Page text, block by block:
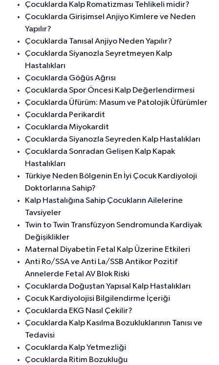
Çocuklarda Kalp Romatizması Tehlikeli midir?
Çocuklarda Girişimsel Anjiyo Kimlere ve Neden
Yapılır?
Çocuklarda Tanısal Anjiyo Neden Yapılır?
Çocuklarda Siyanozla Seyretmeyen Kalp
Hastalıkları
Çocuklarda Göğüs Ağrısı
Çocuklarda Spor Öncesi Kalp Değerlendirmesi
Çocuklarda Üfürüm: Masum ve Patolojik Üfürümler
Çocuklarda Perikardit
Çocuklarda Miyokardit
Çocuklarda Siyanozla Seyreden Kalp Hastalıkları
Çocuklarda Sonradan Gelişen Kalp Kapak
Hastalıkları
Türkiye Neden Bölgenin En İyi Çocuk Kardiyoloji
Doktorlarına Sahip?
Kalp Hastalığına Sahip Çocukların Ailelerine
Tavsiyeler
Twin to Twin Transfüzyon Sendromunda Kardiyak
Değişiklikler
Maternal Diyabetin Fetal Kalp Üzerine Etkileri
Anti Ro/SSA ve Anti La/SSB Antikor Pozitif
Annelerde Fetal AV Blok Riski
Çocuklarda Doğuştan Yapısal Kalp Hastalıkları
Çocuk Kardiyolojisi Bilgilendirme İçeriği
Çocuklarda EKG Nasıl Çekilir?
Çocuklarda Kalp Kasılma Bozukluklarının Tanısı ve
Tedavisi
Çocuklarda Kalp Yetmezliği
Çocuklarda Ritim Bozukluğu